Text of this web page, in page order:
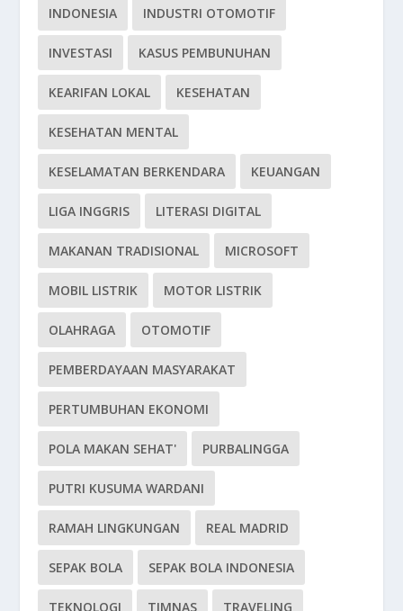
INDONESIA INDUSTRI OTOMOTIF
INVESTASI KASUS PEMBUNUHAN
KEARIFAN LOKAL KESEHATAN
KESEHATAN MENTAL
KESELAMATAN BERKENDARA KEUANGAN
LIGA INGGRIS LITERASI DIGITAL
MAKANAN TRADISIONAL MICROSOFT
MOBIL LISTRIK MOTOR LISTRIK
OLAHRAGA OTOMOTIF
PEMBERDAYAAN MASYARAKAT
PERTUMBUHAN EKONOMI
POLA MAKAN SEHAT' PURBALINGGA
PUTRI KUSUMA WARDANI
RAMAH LINGKUNGAN REAL MADRID
SEPAK BOLA SEPAK BOLA INDONESIA
TEKNOLOGI TIMNAS TRAVELING